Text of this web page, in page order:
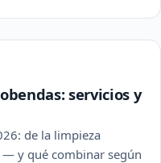
servicios y
de la limpieza
— y qué combinar según